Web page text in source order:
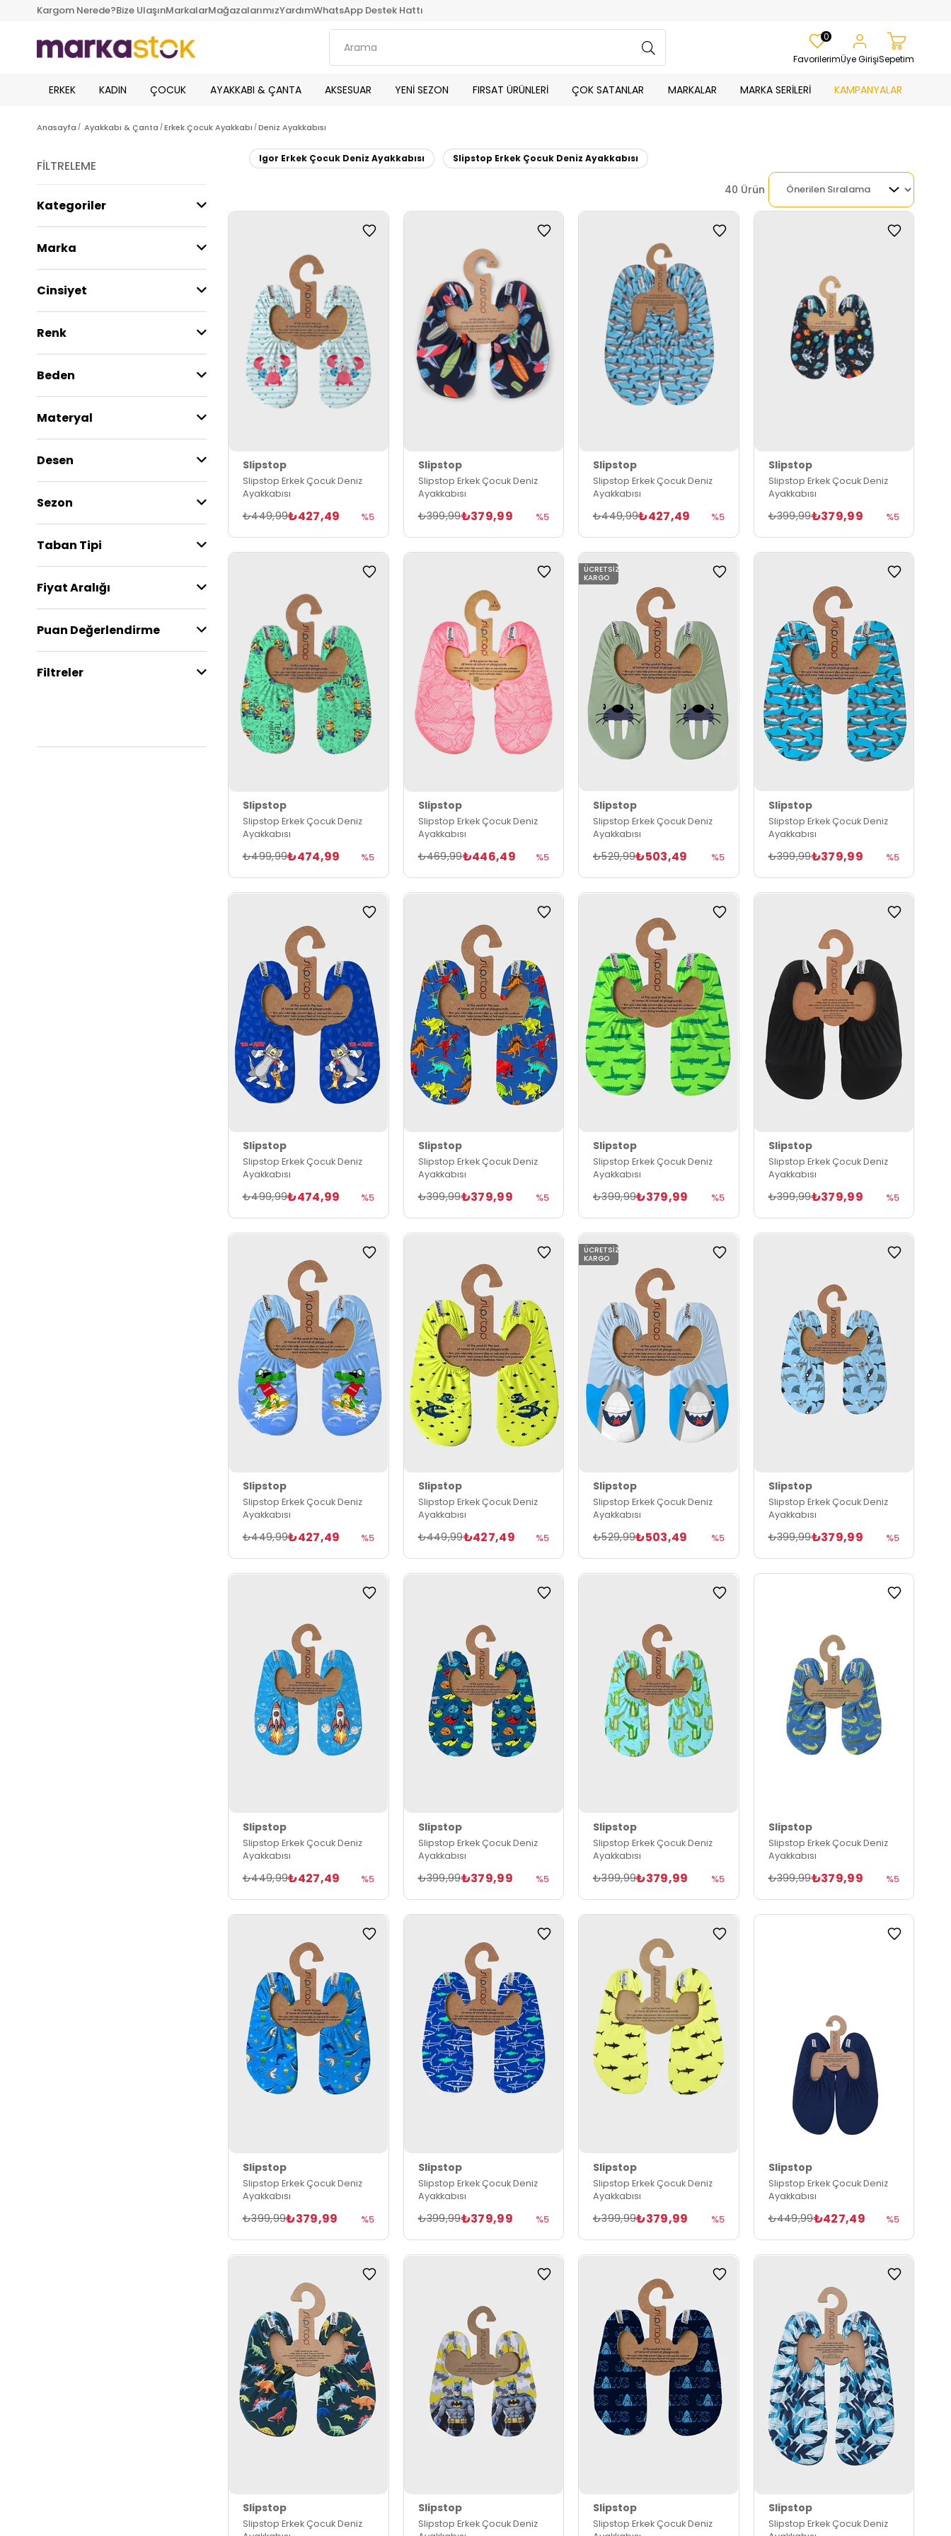
Kargom Nerede?Bize UlaşınMarkalarMağazalarımızYardımWhatsApp Destek Hattı
Favorilerim
0
Üye GirişiSepetim
ERKEK KADIN ÇOCUK AYAKKABI & ÇANTA AKSESUAR YENİ SEZON FIRSAT ÜRÜNLERİ ÇOK SATANLAR MARKALAR MARKA SERİLERİ KAMPANYALAR
Anasayfa Ayakkabı & Çanta Erkek Çocuk Ayakkabı Deniz Ayakkabısı
FILTRELEME
Kategoriler
Marka
Cinsiyet
Renk
Beden
Materyal
Desen
Sezon
Taban Tipi
Fiyat Aralığı
Puan Değerlendirme
Filtreler
Igor Erkek Çocuk Deniz Ayakkabısı Slipstop Erkek Çocuk Deniz Ayakkabısı
40 Ürün
Slipstop
Slipstop Erkek Çocuk Deniz
Ayakkabısı
₺427,49
₺449,99 %5
Slipstop
Slipstop Erkek Çocuk Deniz
Ayakkabısı
₺379,99
₺399,99 %5
Slipstop
Slipstop Erkek Çocuk Deniz
Ayakkabısı
₺427,49
₺449,99 %5
Slipstop
Slipstop Erkek Çocuk Deniz
Ayakkabısı
₺379,99
₺399,99 %5
Slipstop
Slipstop Erkek Çocuk Deniz
Ayakkabısı
₺474,99
₺499,99 %5
Slipstop
Slipstop Erkek Çocuk Deniz
Ayakkabısı
₺446,49
₺469,99 %5
Slipstop
Slipstop Erkek Çocuk Deniz
Ayakkabısı
₺503,49
₺529,99 %5
ÜCRETSIZ
KARGO
Slipstop
Slipstop Erkek Çocuk Deniz
Ayakkabısı
₺379,99
₺399,99 %5
Slipstop
Slipstop Erkek Çocuk Deniz
Ayakkabısı
₺474,99
₺499,99 %5
Slipstop
Slipstop Erkek Çocuk Deniz
Ayakkabısı
₺379,99
₺399,99 %5
Slipstop
Slipstop Erkek Çocuk Deniz
Ayakkabısı
₺379,99
₺399,99 %5
Slipstop
Slipstop Erkek Çocuk Deniz
Ayakkabısı
₺379,99
₺399,99 %5
Slipstop
Slipstop Erkek Çocuk Deniz
Ayakkabısı
₺427,49
₺449,99 %5
Slipstop
Slipstop Erkek Çocuk Deniz
Ayakkabısı
₺427,49
₺449,99 %5
Slipstop
Slipstop Erkek Çocuk Deniz
Ayakkabısı
₺503,49
₺529,99 %5
ÜCRETSIZ
KARGO
Slipstop
Slipstop Erkek Çocuk Deniz
Ayakkabısı
₺379,99
₺399,99 %5
Slipstop
Slipstop Erkek Çocuk Deniz
Ayakkabısı
₺427,49
₺449,99 %5
Slipstop
Slipstop Erkek Çocuk Deniz
Ayakkabısı
₺379,99
₺399,99 %5
Slipstop
Slipstop Erkek Çocuk Deniz
Ayakkabısı
₺379,99
₺399,99 %5
Slipstop
Slipstop Erkek Çocuk Deniz
Ayakkabısı
₺379,99
₺399,99 %5
Slipstop
Slipstop Erkek Çocuk Deniz
Ayakkabısı
₺379,99
₺399,99 %5
Slipstop
Slipstop Erkek Çocuk Deniz
Ayakkabısı
₺379,99
₺399,99 %5
Slipstop
Slipstop Erkek Çocuk Deniz
Ayakkabısı
₺379,99
₺399,99 %5
Slipstop
Slipstop Erkek Çocuk Deniz
Ayakkabısı
₺427,49
₺449,99 %5
Slipstop
Slipstop Erkek Çocuk Deniz
Slipstop
Slipstop Erkek Çocuk Deniz
Slipstop
Slipstop Erkek Çocuk Deniz
Slipstop
Slipstop Erkek Çocuk Deniz